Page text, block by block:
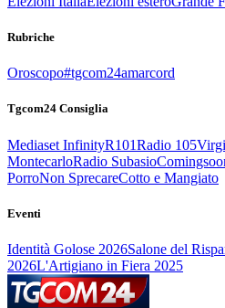
Rubriche
Oroscopo#tgcom24amarcord
Tgcom24 Consiglia
Mediaset InfinityR101Radio 105
MontecarloRadio Subasio
PorroNon SprecareCotto e Mangiato
Eventi
Identità Golose 2026Salone del
2026L'Artigiano in Fiera 2025